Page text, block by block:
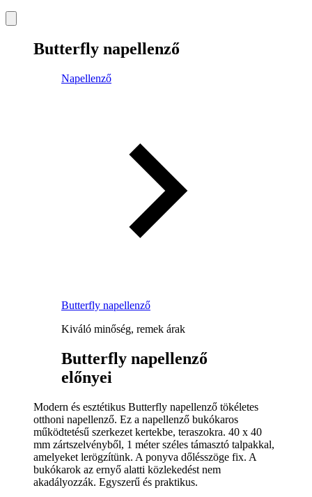
Butterfly napellenző
Napellenző
Butterfly napellenző
Kiváló minőség, remek árak
Butterfly napellenző
előnyei
Modern és esztétikus Butterfly napellenző tökéletes
otthoni napellenző. Ez a napellenző bukókaros
működtetésű szerkezet kertekbe, teraszokra. 40 x 40
mm zártszelvényből, 1 méter széles támasztó talpakkal,
amelyeket lerögzítünk. A ponyva dőlésszöge fix. A
bukókarok az ernyő alatti közlekedést nem
akadályozzák. Egyszerű és praktikus.